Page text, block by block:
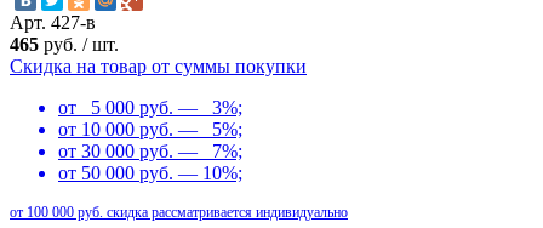
Арт. 427-в
465 руб. /шт.
Скидка на товар от суммы покупки
от 5 000 руб. — 3%;
от 10 000 руб. — 5%;
от 30 000 руб. — 7%;
от 50 000 руб. — 10%;
от 100 000 руб. скидка рассматривается индивидуально